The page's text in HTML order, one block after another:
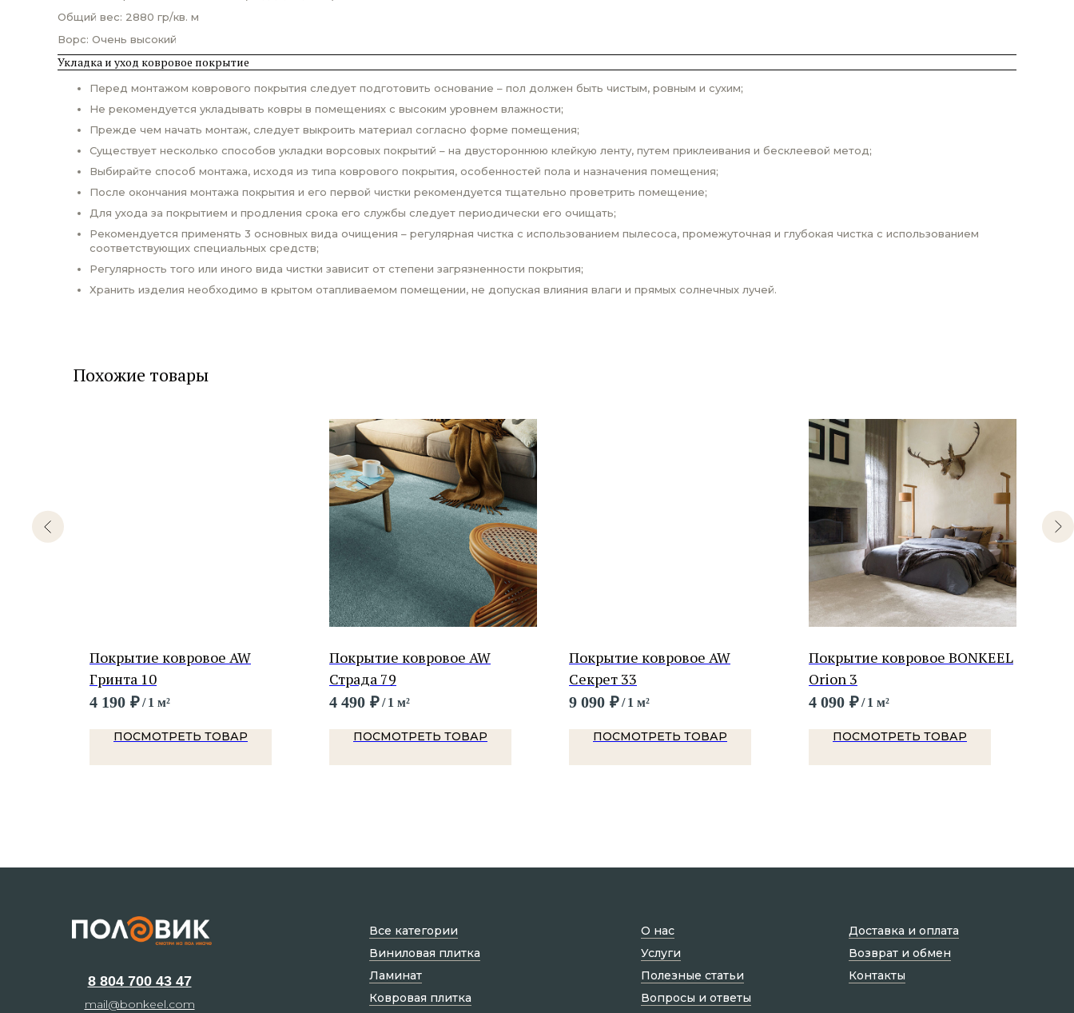
Общий вес: 2880 гр/кв. м
Ворс: Очень высокий
Укладка и уход ковровое покрытие
Перед монтажом коврового покрытия следует подготовить основание – пол должен быть чистым, ровным и сухим;
Не рекомендуется укладывать ковры в помещениях с высоким уровнем влажности;
Прежде чем начать монтаж, следует выкроить материал согласно форме помещения;
Существует несколько способов укладки ворсовых покрытий – на двустороннюю клейкую ленту, путем приклеивания и бесклеевой метод;
Выбирайте способ монтажа, исходя из типа коврового покрытия, особенностей пола и назначения помещения;
После окончания монтажа покрытия и его первой чистки рекомендуется тщательно проветрить помещение;
Для ухода за покрытием и продления срока его службы следует периодически его очищать;
Рекомендуется применять 3 основных вида очищения – регулярная чистка с использованием пылесоса, промежуточная и глубокая чистка с использованием
соответствующих специальных средств;
Регулярность того или иного вида чистки зависит от степени загрязненности покрытия;
Хранить изделия необходимо в крытом отапливаемом помещении, не допуская влияния влаги и прямых солнечных лучей.
Похожие товары
Покрытие ковровое AW
Гринта 10
4 190 ₽/ 1 м²
ПОСМОТРЕТЬ ТОВАР
Покрытие ковровое AW
Страда 79
4 490 ₽/ 1 м²
ПОСМОТРЕТЬ ТОВАР
Покрытие ковровое AW
Секрет 33
9 090 ₽/ 1 м²
ПОСМОТРЕТЬ ТОВАР
Покрытие ковровое BONKEEL
Orion 3
4 090 ₽/ 1 м²
ПОСМОТРЕТЬ ТОВАР
8 804 700 43 47
mail@bonkeel.com
О нас
Услуги
Полезные статьи
Вопросы и ответы
Доставка и оплата
Возврат и обмен
Контакты
Все категории
Виниловая плитка
Ламинат
Ковровая плитка